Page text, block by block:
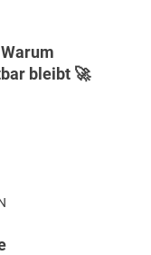
bleibt 🚀